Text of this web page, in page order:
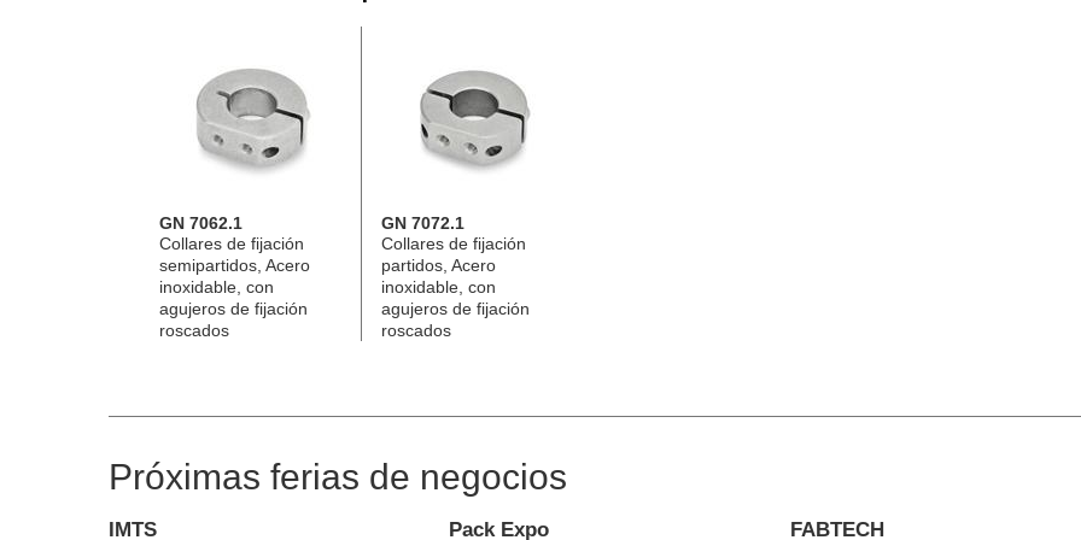
GN 7062.1
Collares de fijación
semipartidos, Acero
inoxidable, con
agujeros de fijación
roscados
GN 7072.1
Collares de fijación
partidos, Acero
inoxidable, con
agujeros de fijación
roscados
Próximas ferias de negocios
IMTS Pack Expo FABTECH